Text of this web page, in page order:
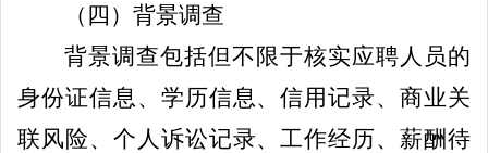
（ 四 ）背景调查
背景调查包括但不限于核实应聘 人员的
身份证信息、学历信息、信用记录、商业关
联风险、个人诉讼记录、工作经历、薪酬待